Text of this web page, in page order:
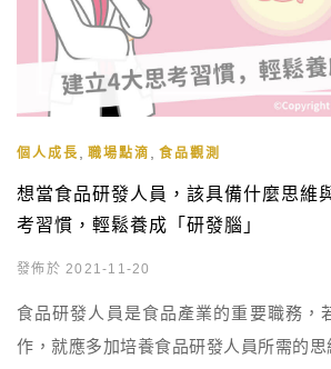
個人成長 , 職場點滴 , 食品觀測
想當食品研發人員，該具備什麼思維
考習慣，輕鬆養成「研發腦」
發佈於 2021-11-20
食品研發人員是食品產業的重要職務，
作，就應多加培養食品研發人員所需的